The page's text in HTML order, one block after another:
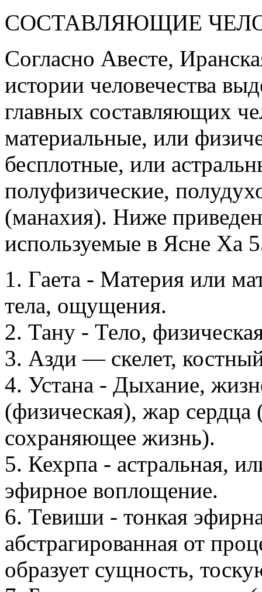
СОСТАВЛЯЮЩИЕ
Согласно Авесте,
истории человечества
главных составляющих
материальные, или
бесплотные, или
полуфизические,
(манахия). Ниже
используемые в Ясне Ха
1. Гаета - Материя или
тела, ощущения.
2. Тану - Тело,
3. Азди — скелет,
4. Устана - Дыхание,
(физическая), жар сердца
сохраняющее жизнь).
5. Кехрпа - астральная,
эфирное воплощение.
6. Тевиши - тонкая
абстрагированная от
образует сущность,